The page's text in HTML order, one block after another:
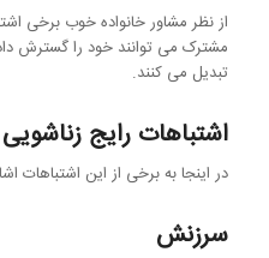
از نظر مشاور خانواده خوب برخی
مشترک می توانند خود را گسترش
تبدیل می کنند.
اشتباهات رایج زناشویی
در اینجا به برخی از این اشتباهات
سرزنش